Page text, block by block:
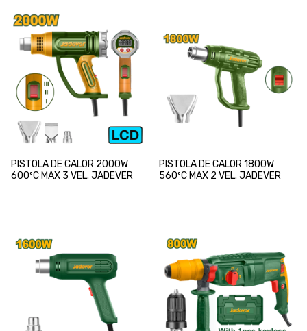
PISTOLA DE CALOR 2000W
600ºC MAX 3 VEL. JADEVER
PISTOLA DE CALOR 1800W
560ºC MAX 2 VEL. JADEVER